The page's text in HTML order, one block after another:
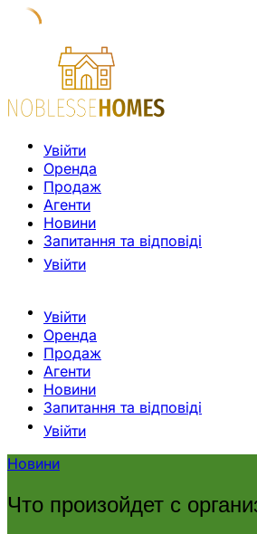
Увійти
Оренда
Продаж
Агенти
Новини
Запитання та відповіді
Увійти
Увійти
Оренда
Продаж
Агенти
Новини
Запитання та відповіді
Увійти
Новини
Что произойдет с